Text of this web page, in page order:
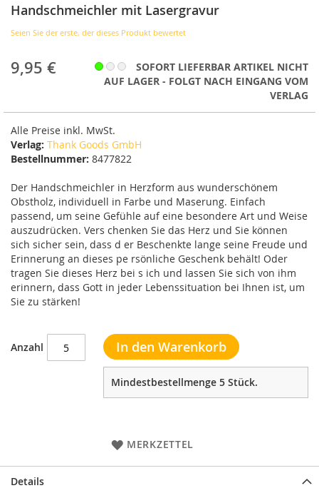
Handschmeichler mit Lasergravur
Seien Sie der erste, der dieses Produkt bewertet
9,95 €
SOFORT LIEFERBAR ARTIKEL NICHT
AUF LAGER - FOLGT NACH EINGANG VOM
VERLAG
Alle Preise inkl. MwSt.
Verlag: Thank Goods GmbH
Bestellnummer: 8477822
Der Handschmeichler in Herzform aus wunderschönem
Obstholz, individuell in Farbe und Maserung. Einfach
passend, um seine Gefühle auf eine besondere Art und Weise
auszudrücken. Vers chenken Sie das Herz und Sie können
sich sicher sein, dass d er Beschenkte lange seine Freude und
Erinnerung an dieses pe rsönliche Geschenk behält! Oder
tragen Sie dieses Herz bei s ich und lassen Sie sich von ihm
erinnern, dass Gott in jeder Lebenssituation bei Ihnen ist, um
Sie zu stärken!
Anzahl In den Warenkorb
Mindestbestellmenge 5 Stück.
MERKZETTEL
der
Bildergalerie
springen
Details